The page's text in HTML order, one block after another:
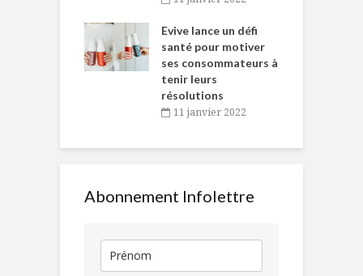
Evive lance un défi
santé pour motiver
ses consommateurs à
tenir leurs
résolutions
11 janvier 2022
Abonnement Infolettre